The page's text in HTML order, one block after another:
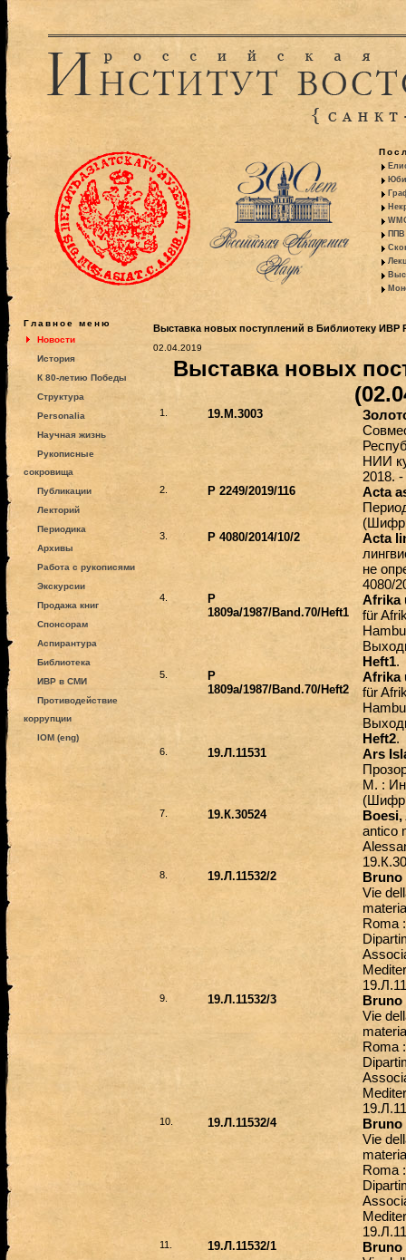
ППВ
Главное меню
Новости
История
К 80-летию Победы
Структура
Personalia
Научная жизнь
Рукописные
сокровища
Публикации
Лекторий
Периодика
Архивы
Работа с рукописями
Экскурсии
Продажа книг
Спонсорам
Аспирантура
Библиотека
ИВР в СМИ
Противодействие
коррупции
IOM (eng)
Выставка новых поступлений в Библиотеку ИВР
02.04.2019
Выставка новых
1. 19.М.3003
НИИ
2018.
2. Р 2249/2019/116
Acta
(Шифр
3. Р 4080/2014/10/2
Acta
не
4080/
4.
Р
1809а/1987/Band.70/Heft1
Afrika
für
Heft1.
5.
Р
1809а/1987/Band.70/Heft2
Afrika
für
Heft2.
6. 19.Л.11531
Ars
М. :
(Шифр
7. 19.К.30524
Boesi,
antico
8. 19.Л.11532/2
Bruno
Vie
Roma
19.Л
9. 19.Л.11532/3
Bruno
Vie
Roma
19.Л
10. 19.Л.11532/4
Bruno
Vie
Roma
19.Л
11. 19.Л.11532/1
Bruno